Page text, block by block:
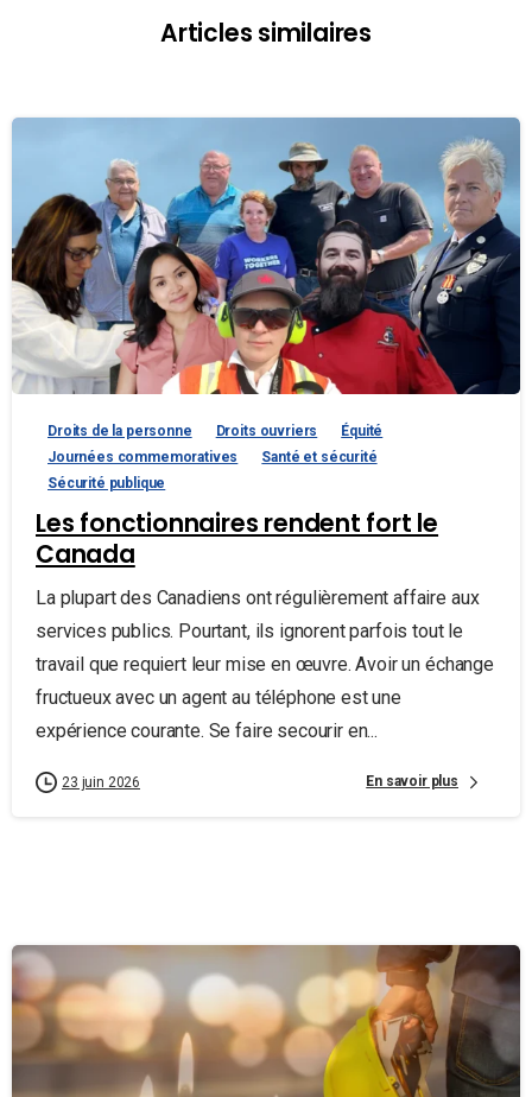
Articles similaires
Droits de la personne Droits ouvriers
Équité
Journées commemoratives
Santé et sécurité
Sécurité publique
Les fonctionnaires rendent fort le
Canada
La plupart des Canadiens ont régulièrement affaire aux
services publics. Pourtant, ils ignorent parfois tout le
travail que requiert leur mise en œuvre. Avoir un échange
fructueux avec un agent au téléphone est une
expérience courante. Se faire secourir en...
23 juin 2026 En savoir plus